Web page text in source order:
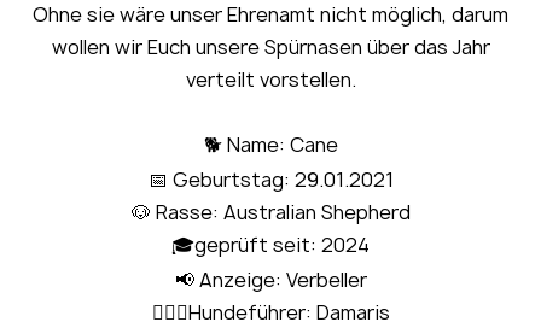
Ohne sie wäre unser Ehrenamt nicht möglich, darum
wollen wir Euch unsere Spürnasen über das Jahr
verteilt vorstellen.
🐕 Name: Cane
📅 Geburtstag: 29.01.2021
🐶 Rasse: Australian Shepherd
🎓geprüft seit: 2024
📢 Anzeige: Verbeller
🧍🏻‍♀Hundeführer: Damaris